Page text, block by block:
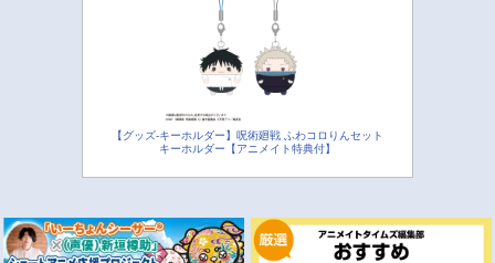
【グッズ-キーホルダー】呪術廻戦 ふわコロりんセット
キーホルダー【アニメイト特典付】